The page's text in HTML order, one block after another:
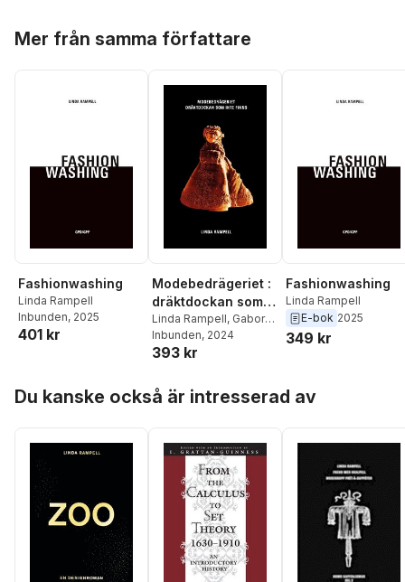
Mer från samma författare
Fashionwashing
Linda Rampell
Inbunden, 2025
401 kr
Modebedrägeriet :
dräktdockan som
inte finns
Linda Rampell, Gabor
Palotai Design Gabor
Palotai Publisher
Inbunden, 2024
393 kr
Fashionwashing
Linda Rampell
E-bok 2025
349 kr
Du kanske också är intresserad av